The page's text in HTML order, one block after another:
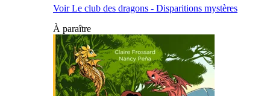
Voir Le club des dragons - Disparitions mystères
À paraître